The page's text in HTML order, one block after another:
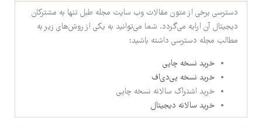
دسترسی برخی از متون مقالات وب سایت مجله طبل تنها به مشترکان
دیجیتال آن ارایه می‌گردد. شما می‌توانید به یکی از روش‌های زیر به
مطالب مجله دسترسی داشته باشید:
خرید نسخه چاپی
خرید نسخه پی‌دی‌اف
خرید اشتراک سالانه نسخه چاپی
خرید سالانه دیجیتال